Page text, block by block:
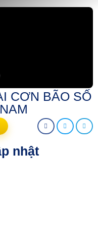
CƠN BÃO SỐ
nhật